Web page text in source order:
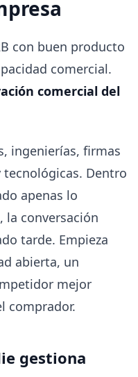
con buen producto
comercial.
comercial del
ingenierías, firmas
Dentro
apenas lo
la conversación
tarde. Empieza
abierta, un
mejor
comprador.
gestiona